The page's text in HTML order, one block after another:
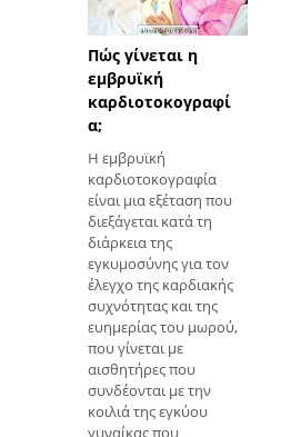
συμπεριφορά του
νεώτερου γιου του, ο
οποίος ήταν πολύ
διαφορετικός από
τους μεγαλύτερους
αδελφούς. Ωστ
Πώς γίνεται η
εμβρυϊκή
καρδιοτοκογραφί
α;
Η εμβρυϊκή
καρδιοτοκογραφία
είναι μια εξέταση που
διεξάγεται κατά τη
διάρκεια της
εγκυμοσύνης για τον
έλεγχο της καρδιακής
συχνότητας και της
ευημερίας του μωρού,
που γίνεται με
αισθητήρες που
συνδέονται με την
κοιλιά της εγκύου
γυναίκας που